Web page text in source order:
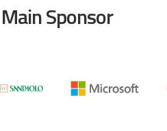
Main Sponsor